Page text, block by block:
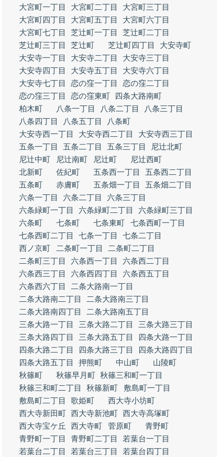
大宮町一丁目
大宮町二丁目
大宮町三丁目
大宮町四丁目
大宮町五丁目
大宮町六丁目
大宮町七丁目
芝辻町一丁目
芝辻町二丁目
芝辻町三丁目
芝辻町 芝辻町四丁目
大安寺町
大安寺一丁目
大安寺二丁目
大安寺三丁目
大安寺四丁目
大安寺五丁目
大安寺六丁目
大安寺七丁目
恋の窪一丁目
恋の窪二丁目
恋の窪三丁目
恋の窪東町
四条大路南町
柏木町
八条一丁目 八条二丁目
八条三丁目
八条四丁目
八条五丁目
八条町
大安寺西一丁目
大安寺西二丁目
大安寺西三丁目
五条一丁目
五条二丁目 五条三丁目
尼辻北町
尼辻中町
尼辻南町 尼辻町
尼辻西町
北新町
佐紀町 五条西一丁目
五条西二丁目
五条町
赤膚町 五条畑一丁目
五条畑二丁目
六条一丁目
六条二丁目
六条三丁目
六条緑町一丁目
六条緑町二丁目
六条緑町三丁目
六条町
七条町 七条東町
七条西町一丁目
七条西町二丁目
七条一丁目
七条二丁目
西ノ京町
二条町一丁目
二条町二丁目
二条町三丁目
六条西一丁目
六条西二丁目
六条西三丁目
六条西四丁目
六条西五丁目
六条西六丁目
二条大路南一丁目
二条大路南二丁目
二条大路南三丁目
二条大路南四丁目
二条大路南五丁目
三条大路一丁目
三条大路二丁目
三条大路三丁目
三条大路四丁目
三条大路五丁目
四条大路一丁目
四条大路二丁目
四条大路三丁目
四条大路四丁目
四条大路五丁目
押熊町 中山町
山陵町
秋篠町
秋篠早月町 秋篠三和町一丁目
秋篠三和町二丁目
秋篠新町
敷島町一丁目
敷島町二丁目
歌姫町
西大寺小坊町
西大寺新田町 西大寺新池町 西大寺高塚町
西大寺宝ケ丘
西大寺町 菅原町
青野町
青野町一丁目
青野町二丁目
若葉台一丁目
若葉台二丁目
若葉台三丁目 若葉台四丁目